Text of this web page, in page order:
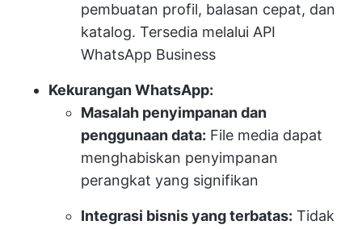
pembuatan profil, balasan cepat, dan
katalog. Tersedia melalui API
WhatsApp Business
Kekurangan WhatsApp:
Masalah penyimpanan dan
penggunaan data: File media dapat
menghabiskan penyimpanan
perangkat yang signifikan
Integrasi bisnis yang terbatas: Tidak